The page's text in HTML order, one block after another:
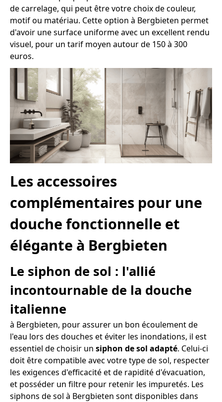
de carrelage, qui peut être votre choix de couleur,
motif ou matériau. Cette option à Bergbieten permet
d'avoir une surface uniforme avec un excellent rendu
visuel, pour un tarif moyen autour de 150 à 300
euros.
Les accessoires
complémentaires pour une
douche fonctionnelle et
élégante à Bergbieten
Le siphon de sol : l'allié
incontournable de la douche
italienne
à Bergbieten, pour assurer un bon écoulement de
l'eau lors des douches et éviter les inondations, il est
essentiel de choisir un siphon de sol adapté. Celui-ci
doit être compatible avec votre type de sol, respecter
les exigences d'efficacité et de rapidité d'évacuation,
et posséder un filtre pour retenir les impuretés. Les
siphons de sol à Bergbieten sont disponibles dans